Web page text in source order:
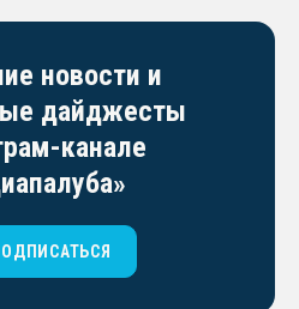
новости и
дайджесты
канале